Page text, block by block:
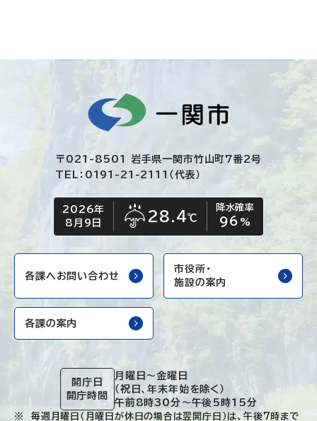
〒021-8501 岩手県一関市竹山町7番2号
TEL：0191-21-2111（代表）
今日の日付
2026年
8月9日
今日の天気
雨
28.4℃
降水確率
96 %
各課へお問い合わせ
市役所・
施設の案内
各課の案内
開庁日
開庁時間
月曜日～金曜日
（祝日、年末年始を除く）
午前8時30分～午後5時15分
毎週月曜日（月曜日が休日の場合は翌開庁日）は、午後7時まで